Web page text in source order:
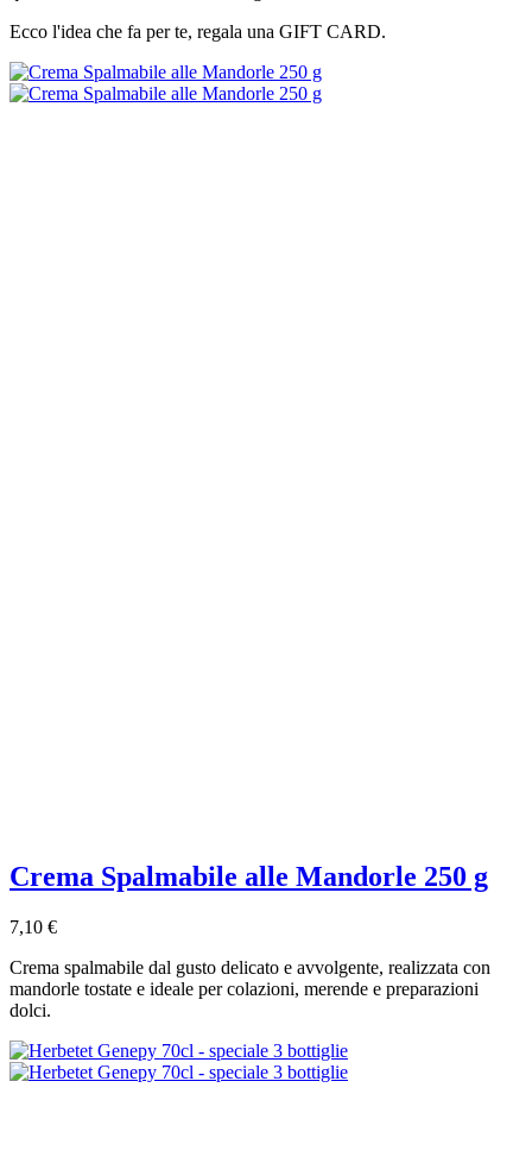
Ecco l'idea che fa per te, regala una GIFT CARD.
Crema Spalmabile alle Mandorle 250 g
7,10 €
Crema spalmabile dal gusto delicato e avvolgente, realizzata con
mandorle tostate e ideale per colazioni, merende e preparazioni
dolci.